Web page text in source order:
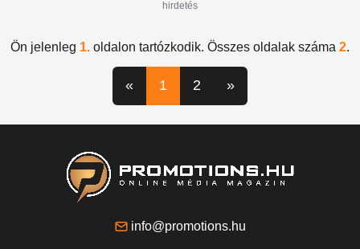
hirdetés
Ön jelenleg 1. oldalon tartózkodik. Összes oldalak száma 2.
« 1 2 »
info@promotions.hu